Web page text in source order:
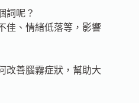
詞呢？
佳、情緒低落等，影響
改善腦霧症狀，幫助大